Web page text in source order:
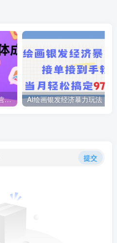
21天小红书自媒体成长变现营，高效 简单 AIGC SEO SOP
提交